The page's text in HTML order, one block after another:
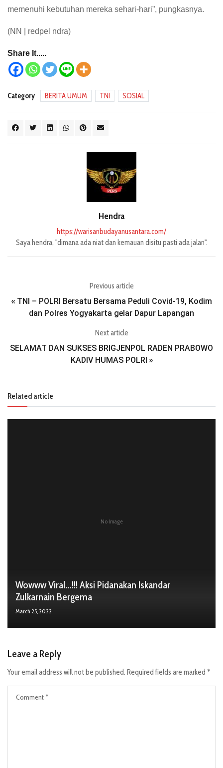
memenuhi kebutuhan mereka sehari-hari”, pungkasnya.
(NN | redpel ndra)
Share It.....
Category BERITA UMUM TNI SOSIAL
Hendra
https://warisanbudayanusantara.com/
Saya hendra, "dimana ada niat dan kemauan disitu pasti ada jalan".
Previous article
« TNI – POLRI Bersatu Bersama Peduli Covid-19, Kodim
dan Polres Yogyakarta gelar Dapur Lapangan
Next article
SELAMAT DAN SUKSES BRIGJENPOL RADEN PRABOWO
KADIV HUMAS POLRI »
Related article
No Image
Wowww Viral…!!! Aksi Pidanakan Iskandar
Zulkarnain Bergema
March 25, 2022
Leave a Reply
Your email address will not be published. Required fields are marked *